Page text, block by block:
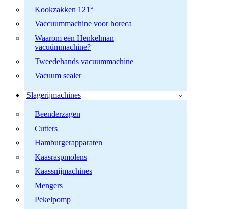
Kookzakken 121°
Vaccuummachine voor horeca
Waarom een Henkelman
vacuümmachine?
Tweedehands vacuummachine
Vacuum sealer
Slagerijmachines
Beenderzagen
Cutters
Hamburgerapparaten
Kaasraspmolens
Kaassnijmachines
Mengers
Pekelpomp